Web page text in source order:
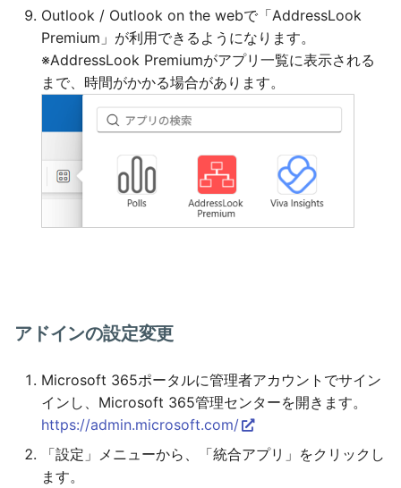
Outlook / Outlook on the webで「AddressLook
Premium」が利用できるようになります。
※AddressLook Premiumがアプリ一覧に表示される
まで、時間がかかる場合があります。
アドインの設定変更
Microsoft 365ポータルに管理者アカウントでサイン
インし、Microsoft 365管理センターを開きます。
https://admin.microsoft.com/
「設定」メニューから、「統合アプリ」をクリックし
ます。